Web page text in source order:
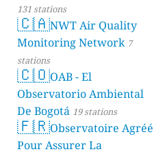
131 stations
🇨🇦NWT Air Quality
Monitoring Network 7
stations
🇨🇴OAB - El
Observatorio Ambiental
De Bogotá 19 stations
🇫🇷Observatoire Agréé
Pour Assurer La